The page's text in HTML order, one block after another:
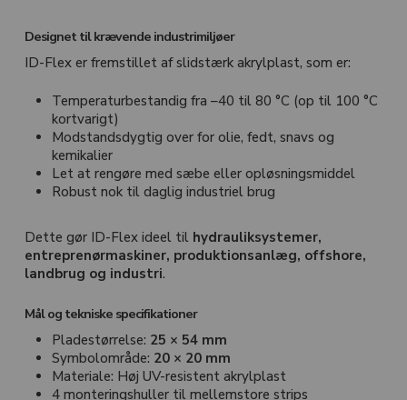
Designet til krævende industrimiljøer
ID-Flex er fremstillet af slidstærk akrylplast, som er:
Temperaturbestandig fra –40 til 80 °C (op til 100 °C
kortvarigt)
Modstandsdygtig over for olie, fedt, snavs og
kemikalier
Let at rengøre med sæbe eller opløsningsmiddel
Robust nok til daglig industriel brug
Dette gør ID-Flex ideel til hydrauliksystemer,
entreprenørmaskiner, produktionsanlæg, offshore,
landbrug og industri.
Mål og tekniske specifikationer
Pladestørrelse: 25 × 54 mm
Symbolområde: 20 × 20 mm
Materiale: Høj UV-resistent akrylplast
4 monteringshuller til mellemstore strips